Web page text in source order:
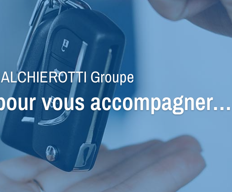
Groupe
vous accompagner…